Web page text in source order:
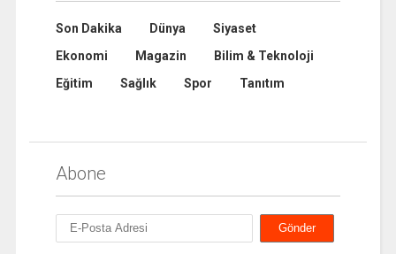
Son Dakika Dünya
Siyaset
Ekonomi
Magazin
Bilim & Teknoloji
Eğitim
Sağlık Spor Tanıtım
Abone